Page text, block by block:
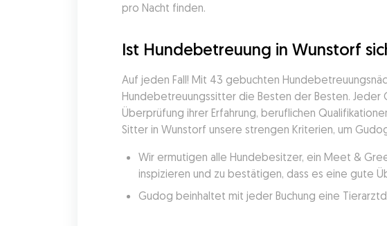
pro Nacht finden.
Ist Hundebetreuung in Wunstorf
Auf jeden Fall! Mit 43 gebuchten
Hundebetreuungssitter die Besten der Besten.
Überprüfung ihrer Erfahrung, beruflichen
Sitter in Wunstorf unsere strengen Kriterien, um
Wir ermutigen alle Hundebesitzer, ein Meet &
inspizieren und zu bestätigen, dass es eine gute
Gudog beinhaltet mit jeder Buchung eine